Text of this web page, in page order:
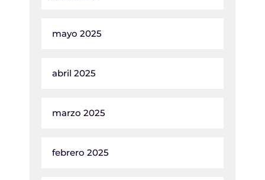
mayo 2025
abril 2025
marzo 2025
febrero 2025